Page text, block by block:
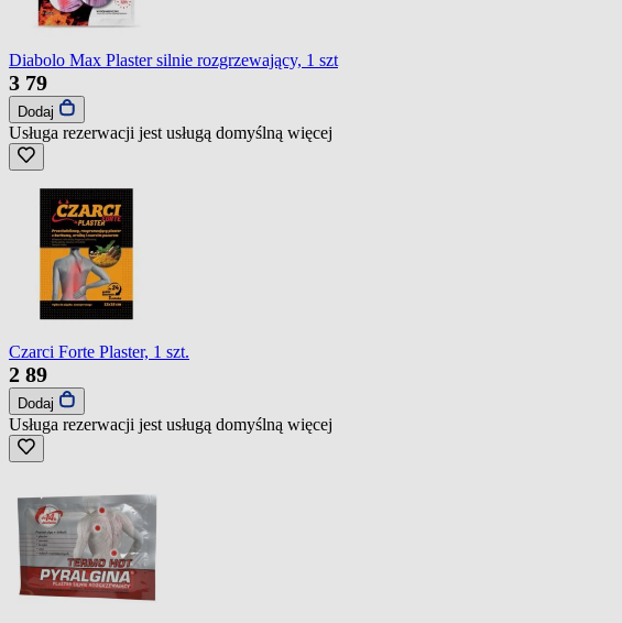
Diabolo Max Plaster silnie rozgrzewający, 1 szt
3 79
Dodaj
Usługa rezerwacji jest usługą domyślną więcej
Czarci Forte Plaster, 1 szt.
2 89
Dodaj
Usługa rezerwacji jest usługą domyślną więcej